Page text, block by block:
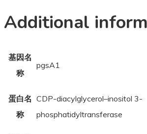
Additional
基因名
称
pgsA1
蛋白名
称
CDP-diacylglycerol–inositol 3-
phosphatidyltransferase